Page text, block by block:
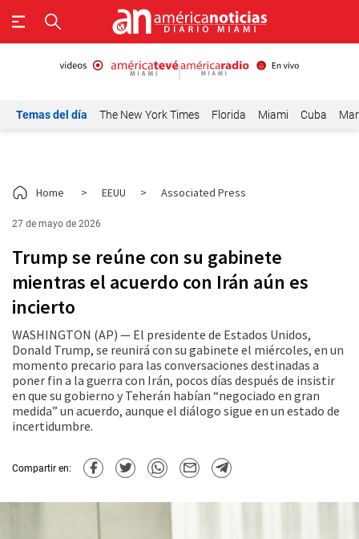
Temas del día The New York Times Florida Miami Cuba
Home > EEUU > Associated Press
27 de mayo de 2026
Trump se reúne con su gabinete
mientras el acuerdo con Irán aún es
incierto
WASHINGTON (AP) — El presidente de Estados Unidos,
Donald Trump, se reunirá con su gabinete el miércoles, en un
momento precario para las conversaciones destinadas a
poner fin a la guerra con Irán, pocos días después de insistir
en que su gobierno y Teherán habían “negociado en gran
medida” un acuerdo, aunque el diálogo sigue en un estado de
incertidumbre.
Compartir en: